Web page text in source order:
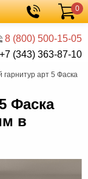
8 (800) 500-15-05
+7 (343) 363-87-10
Корзина
0
гарнитур арт 5 Фаска
Фаска
в